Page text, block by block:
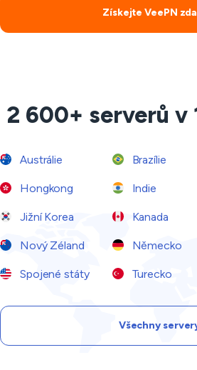
Získejte VeePN
2 600+ serverů v
Austrálie Brazílie
Hongkong Indie
Jižní Korea Kanada
Nový Zéland Německo
Spojené státy Turecko
Všechny